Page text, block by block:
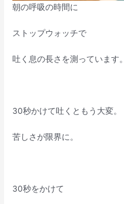
朝の呼吸の時間に
ストップウォッチで
吐く息の長さを測っています。
30秒かけて吐くともう大変。
苦しさが限界に。
30秒をかけて